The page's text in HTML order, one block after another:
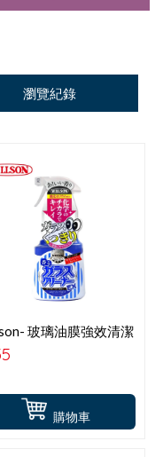
瀏覽紀錄
購物車
玻璃油膜強效清潔